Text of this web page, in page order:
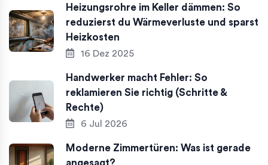
Heizungsrohre im Keller dämmen: So
reduzierst du Wärmeverluste und sparst
Heizkosten
16 Dez 2025
Handwerker macht Fehler: So
reklamieren Sie richtig (Schritte &
Rechte)
6 Jul 2026
Moderne Zimmertüren: Was ist gerade
angesagt?